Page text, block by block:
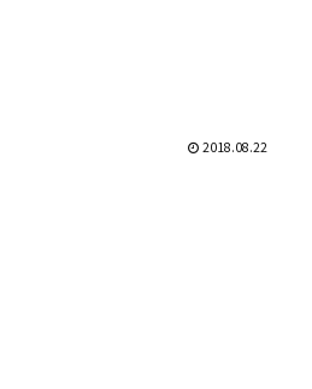
2018.08.22